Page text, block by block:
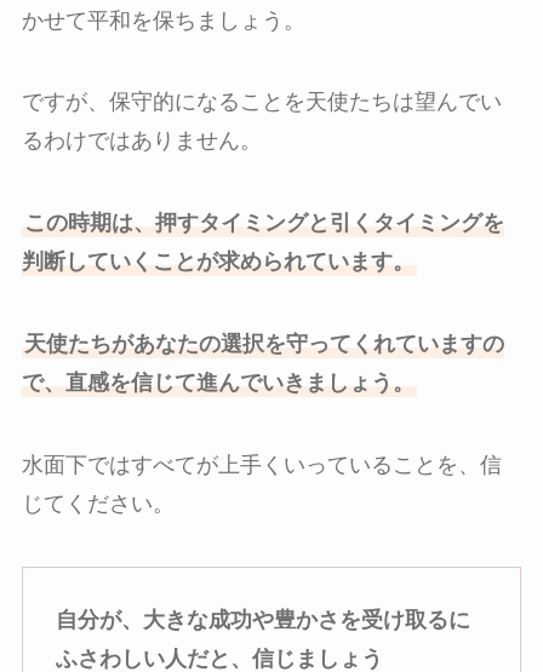
かせて平和を保ちましょう。
ですが、保守的になることを天使たちは望んでい
るわけではありません。
この時期は、押すタイミングと引くタイミングを
判断していくことが求められています。
天使たちがあなたの選択を守ってくれていますの
で、直感を信じて進んでいきましょう。
水面下ではすべてが上手くいっていることを、信
じてください。
自分が、大きな成功や豊かさを受け取るに
ふさわしい人だと、信じましょう